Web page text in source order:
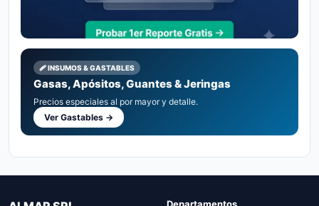
🩹 INSUMOS & GASTABLES
Gasas, Apósitos, Guantes & Jeringas
Precios especiales al por mayor y detalle.
Ver Gastables →